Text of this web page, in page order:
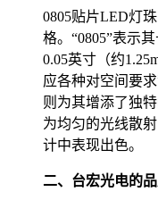
0805贴片LED灯
格。“0805”表示
0.05英寸（约
应各种对空间要
则为其增添了独
为均匀的光线散
计中表现出色。
二、台宏光电的